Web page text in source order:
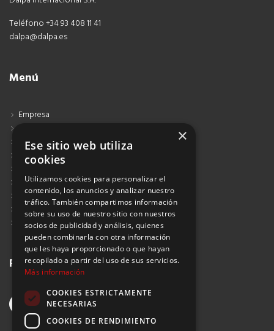
Teléfono +34 93 408 11 41
dalpa@dalpa.es
Menú
Empresa
Blog
Aviso Legal
Política de Privacidad
Política de Cookies
Política de Privacidad Redes Sociales
Suscribirse al Newsletter
Redes sociales
×
Ese sitio web utiliza
cookies
Utilizamos cookies para personalizar el
contenido, los anuncios y analizar nuestro
tráfico. También compartimos información
sobre su uso de nuestro sitio con nuestros
socios de publicidad y análisis, quienes
pueden combinarla con otra información
que les haya proporcionado o que hayan
recopilado a partir del uso de sus servicios.
Más información
COOKIES ESTRICTAMENTE
NECESARIAS
COOKIES DE RENDIMIENTO